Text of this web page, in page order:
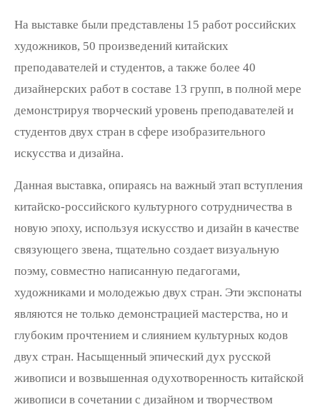
На выставке были представлены 15 работ российских
художников, 50 произведений китайских
преподавателей и студентов, а также более 40
дизайнерских работ в составе 13 групп, в полной мере
демонстрируя творческий уровень преподавателей и
студентов двух стран в сфере изобразительного
искусства и дизайна.
Данная выставка, опираясь на важный этап вступления
китайско-российского культурного сотрудничества в
новую эпоху, используя искусство и дизайн в качестве
связующего звена, тщательно создает визуальную
поэму, совместно написанную педагогами,
художниками и молодежью двух стран. Эти экспонаты
являются не только демонстрацией мастерства, но и
глубоким прочтением и слиянием культурных кодов
двух стран. Насыщенный эпический дух русской
живописи и возвышенная одухотворенность китайской
живописи в сочетании с дизайном и творчеством